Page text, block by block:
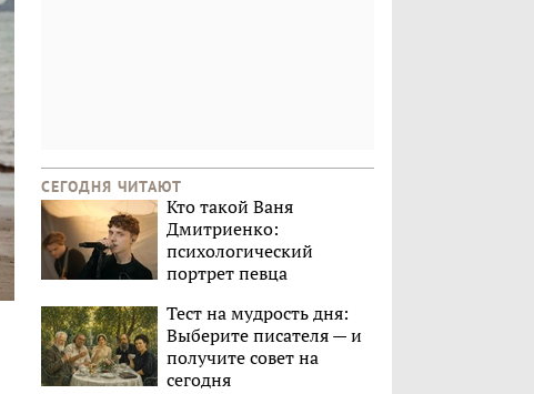
СЕГОДНЯ ЧИТАЮТ
Кто такой Ваня
Дмитриенко:
психологический
портрет певца
Тест на мудрость дня:
Выберите писателя — и
получите совет на
сегодня